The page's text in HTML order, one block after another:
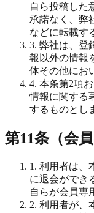
自ら投稿した
承諾なく、弊
などに転載す
3. 弊社は、登
報以外の情報
体その他にお
4. 本条第2項
情報に関する
するものとし
第11条（会
1. 利用者は、
に退会ができ
自らが会員専
2. 利用者が、